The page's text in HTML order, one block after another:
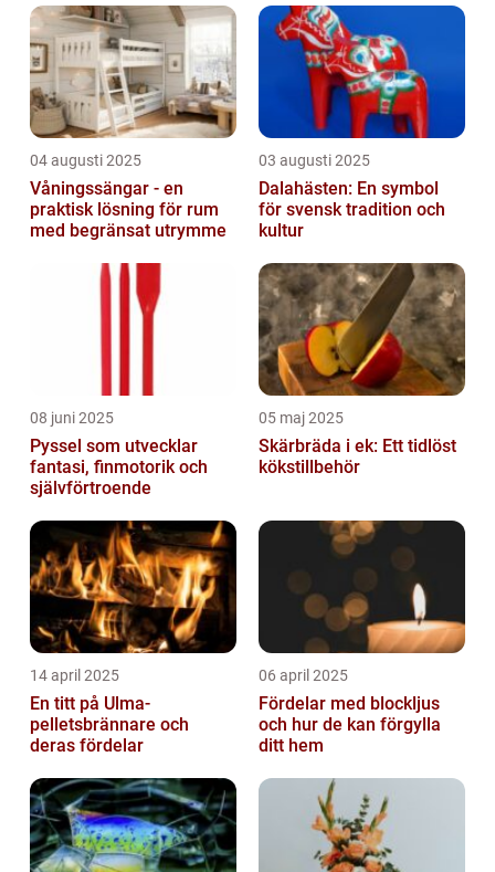
04 augusti 2025
Våningssängar - en
praktisk lösning för rum
med begränsat utrymme
03 augusti 2025
Dalahästen: En symbol
för svensk tradition och
kultur
08 juni 2025
Pyssel som utvecklar
fantasi, finmotorik och
självförtroende
05 maj 2025
Skärbräda i ek: Ett tidlöst
kökstillbehör
14 april 2025
En titt på Ulma-
pelletsbrännare och
deras fördelar
06 april 2025
Fördelar med blockljus
och hur de kan förgylla
ditt hem